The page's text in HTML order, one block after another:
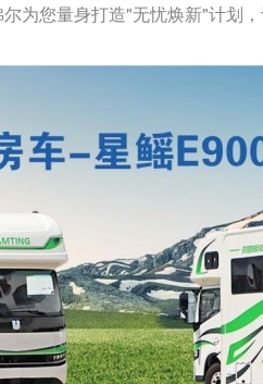
为您量身打造"无忧焕新"计划